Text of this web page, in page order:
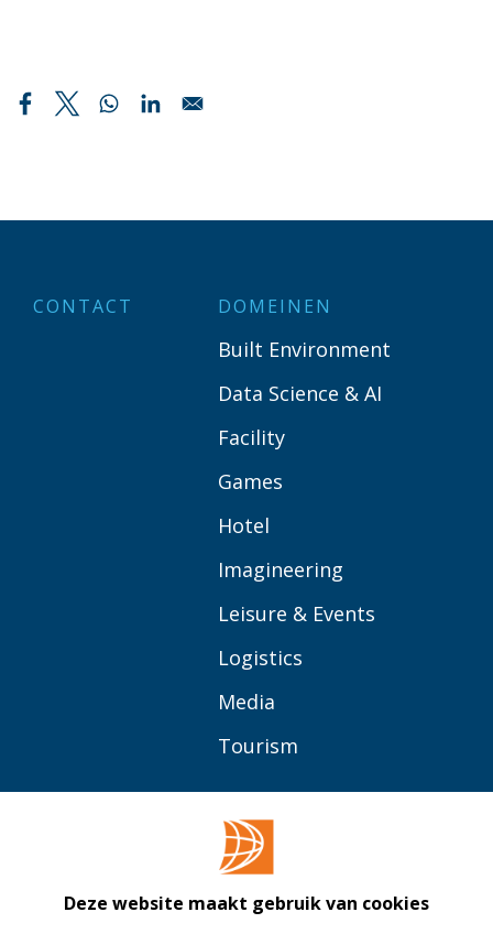
CONTACT DOMEINEN
Built Environment
Data Science & AI
Facility
Games
Hotel
Imagineering
Leisure & Events
Logistics
Media
Tourism
Bedrijven
Contact
Library
Deze website maakt gebruik van cookies